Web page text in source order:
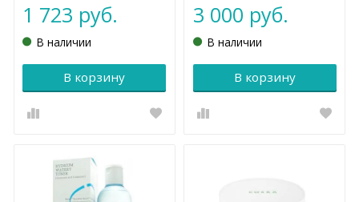
1 723 руб.
В наличии
В корзину
3 000 руб.
В наличии
В корзину